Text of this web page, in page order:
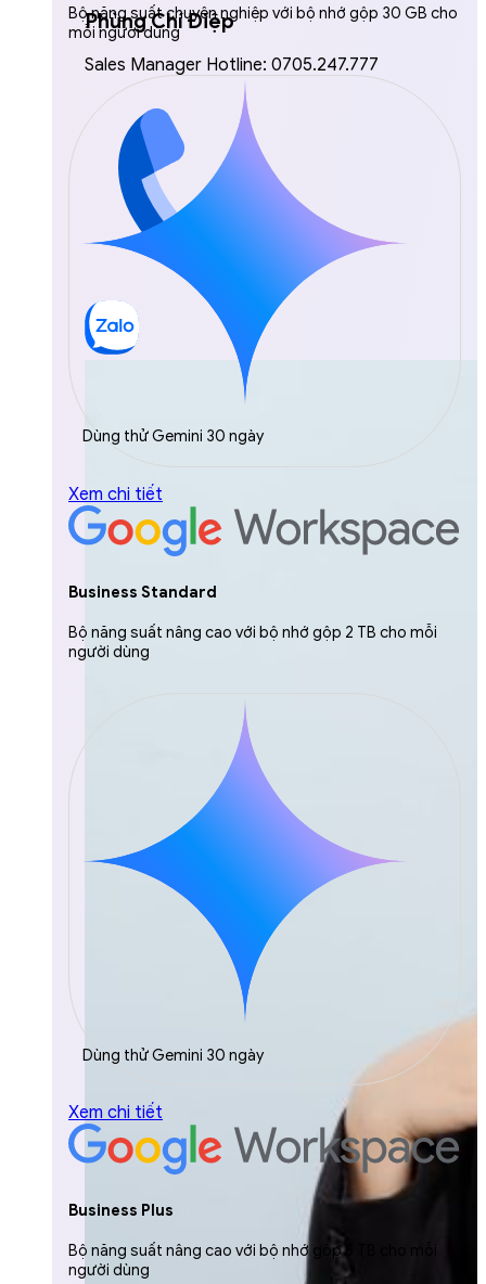
Phùng Chí Điệp
Sales Manager Hotline: 0705.247.777
Bộ năng suất chuyên nghiệp với bộ nhớ gộp 30 GB cho
mỗi người dùng
Dùng thử Gemini 30 ngày
Xem chi tiết
Business Standard
Bộ năng suất nâng cao với bộ nhớ gộp 2 TB cho mỗi
người dùng
Dùng thử Gemini 30 ngày
Xem chi tiết
Business Plus
Bộ năng suất nâng cao với bộ nhớ gộp 5 TB cho mỗi
người dùng